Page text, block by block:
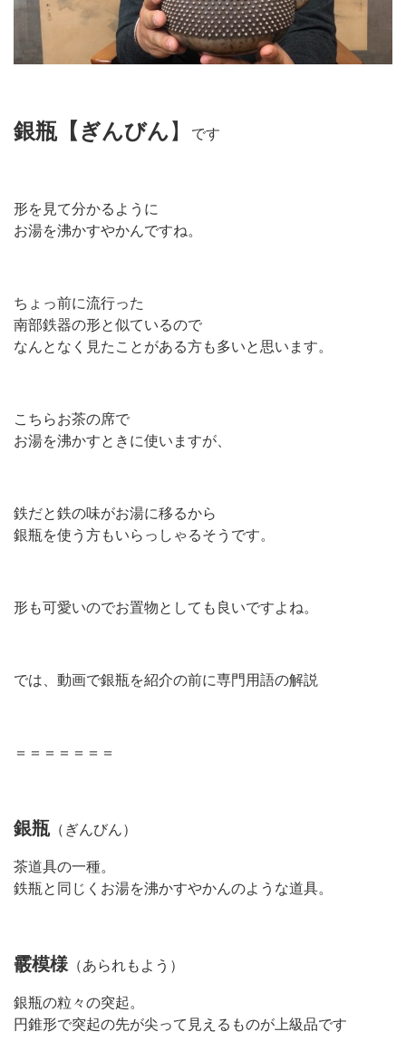
銀瓶【ぎんびん】 です
形を見て分かるように
お湯を沸かすやかんですね。
ちょっ前に流行った
南部鉄器の形と似ているので
なんとなく見たことがある方も多いと思います。
こちらお茶の席で
お湯を沸かすときに使いますが、
鉄だと鉄の味がお湯に移るから
銀瓶を使う方もいらっしゃるそうです。
形も可愛いのでお置物としても良いですよね。
では、動画で銀瓶を紹介の前に専門用語の解説
＝＝＝＝＝＝＝
銀瓶（ぎんびん）
茶道具の一種。
鉄瓶と同じくお湯を沸かすやかんのような道具。
霰模様 （あられもよう）
銀瓶の粒々の突起。
円錐形で突起の先が尖って見えるものが上級品です